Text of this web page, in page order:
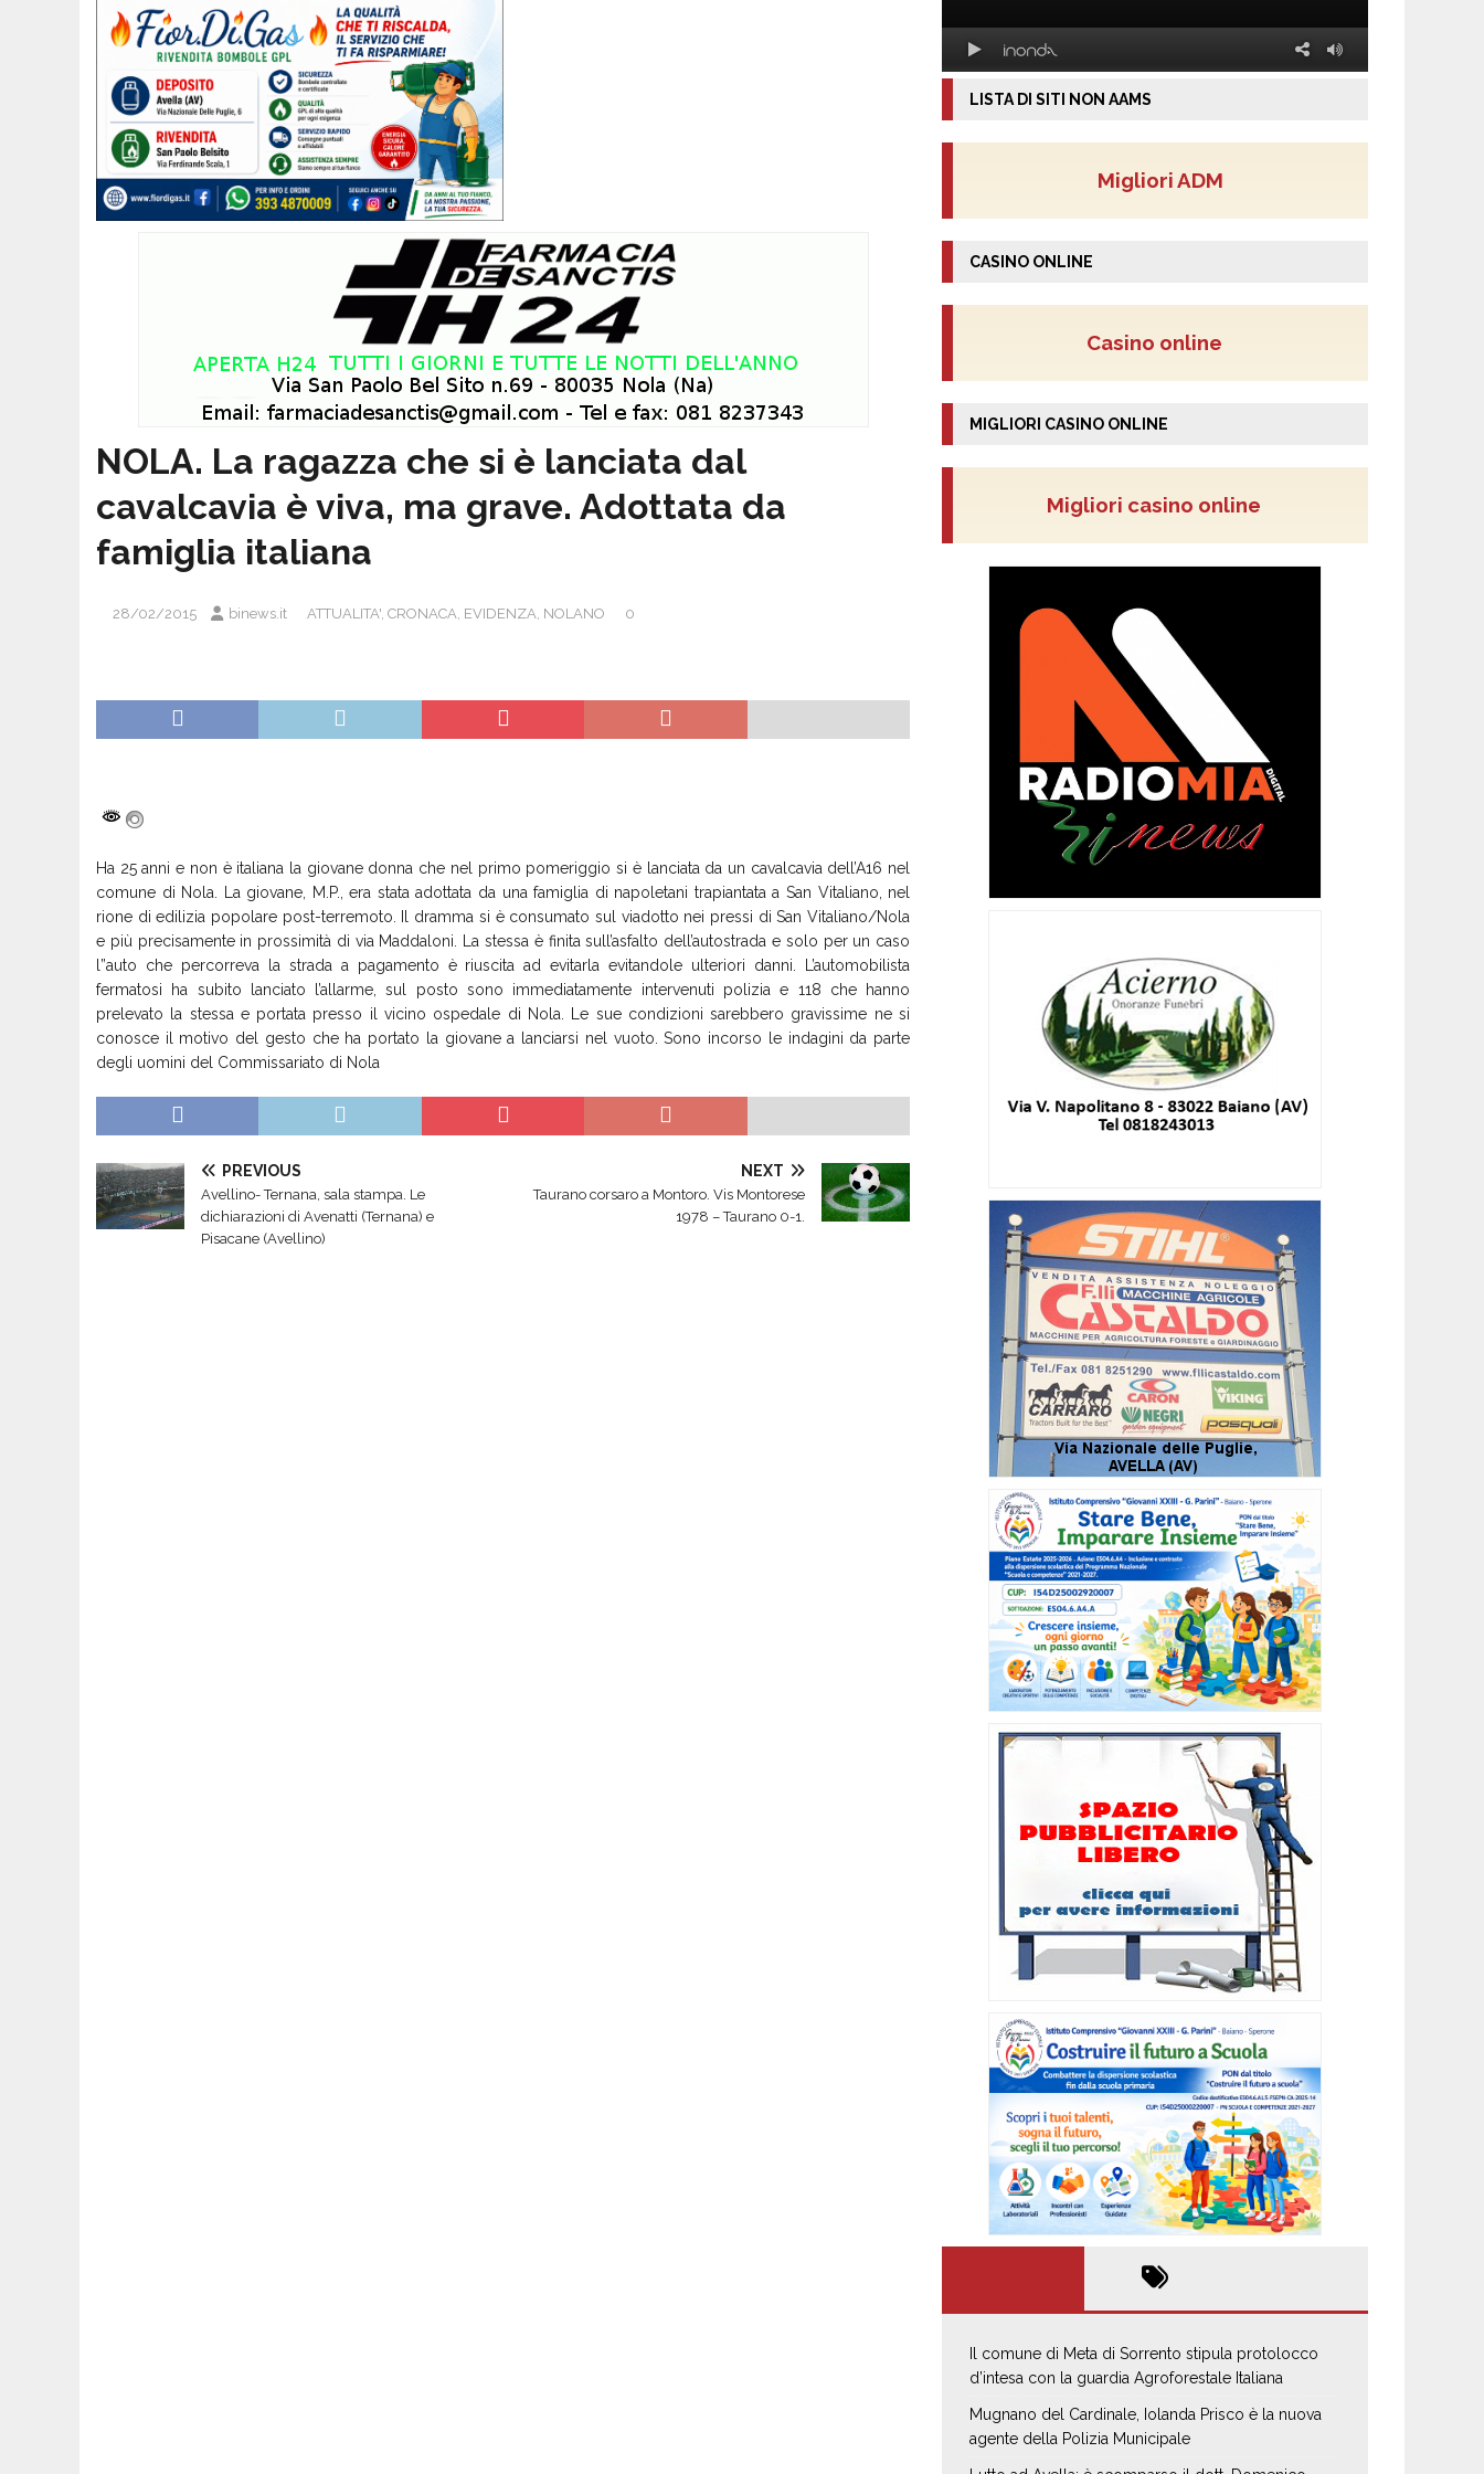
NOLA. La ragazza che si è lanciata dal
cavalcavia è viva, ma grave. Adottata da
famiglia italiana
28/02/2015 binews.it ATTUALITA', CRONACA, EVIDENZA, NOLANO 0
Ha 25 anni e non è italiana la giovane donna che nel primo pomeriggio si è lanciata da un cavalcavia dell’A16 nel
comune di Nola. La giovane, M.P., era stata adottata da una famiglia di napoletani trapiantata a San Vitaliano, nel
rione di edilizia popolare post-terremoto. Il dramma si è consumato sul viadotto nei pressi di San Vitaliano/Nola
e più precisamente in prossimità di via Maddaloni. La stessa è finita sull’asfalto dell’autostrada e solo per un caso
l”auto che percorreva la strada a pagamento è riuscita ad evitarla evitandole ulteriori danni. L’automobilista
fermatosi ha subito lanciato l’allarme, sul posto sono immediatamente intervenuti polizia e 118 che hanno
prelevato la stessa e portata presso il vicino ospedale di Nola. Le sue condizioni sarebbero gravissime ne si
conosce il motivo del gesto che ha portato la giovane a lanciarsi nel vuoto. Sono incorso le indagini da parte
degli uomini del Commissariato di Nola
PREVIOUS
Avellino- Ternana, sala stampa. Le
dichiarazioni di Avenatti (Ternana) e
Pisacane (Avellino)
NEXT
Taurano corsaro a Montoro. Vis Montorese
1978 – Taurano 0-1.
LISTA DI SITI NON AAMS
Migliori ADM
CASINO ONLINE
Casino online
MIGLIORI CASINO ONLINE
Migliori casino online
Il comune di Meta di Sorrento stipula protolocco
d’intesa con la guardia Agroforestale Italiana
Mugnano del Cardinale, Iolanda Prisco è la nuova
agente della Polizia Municipale